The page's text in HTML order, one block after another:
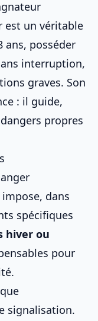
est un véritable
ans, posséder
interruption,
graves. Son
: il guide,
propres
dans
spécifiques
hiver ou
pour
signalisation.